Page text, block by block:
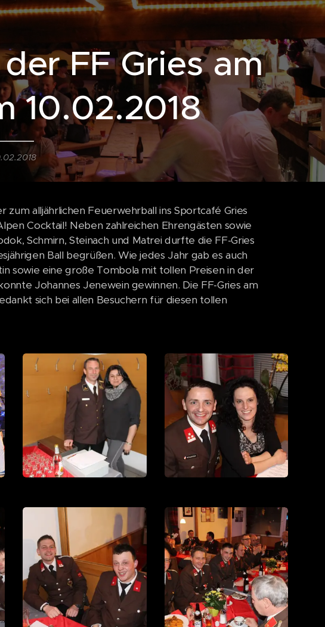
FF Gries am
10.02.2018
zum alljährlichen Feuerwehrball ins Sportcafé Gries
Cocktail! Neben zahlreichen Ehrengästen sowie
Schmirn, Steinach und Matrei durfte die FF-Gries
Ball begrüßen. Wie jedes Jahr gab es auch
sowie eine große Tombola mit tollen Preisen in der
Johannes Jenewein gewinnen. Die FF-Gries am
sich bei allen Besuchern für diesen tollen